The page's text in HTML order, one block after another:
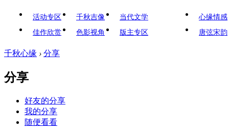
活动专区 千秋吉像
当代文学
佳作欣赏
色影视角 版主专区
心缘情感
唐弦宋韵
千秋心缘 › 分享
分享
好友的分享
我的分享
随便看看